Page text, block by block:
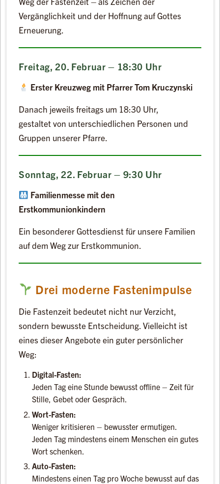
Vergänglichkeit und der Hoffnung auf Gottes
Erneuerung.
Freitag, 20. Februar – 18:30 Uhr
Erster Kreuzweg mit Pfarrer Tom Kruczynski
Danach jeweils freitags um 18:30 Uhr,
gestaltet von unterschiedlichen Personen und
Gruppen unserer Pfarre.
Sonntag, 22. Februar – 9:30 Uhr
Familienmesse mit den
Erstkommunionkindern
Ein besonderer Gottesdienst für unsere Familien
auf dem Weg zur Erstkommunion.
Drei moderne Fastenimpulse
Die Fastenzeit bedeutet nicht nur Verzicht,
sondern bewusste Entscheidung. Vielleicht ist
eines dieser Angebote ein guter persönlicher
Weg:
Digital-Fasten:
Jeden Tag eine Stunde bewusst offline – Zeit für
Stille, Gebet oder Gespräch.
Wort-Fasten:
Weniger kritisieren – bewusster ermutigen.
Jeden Tag mindestens einem Menschen ein gutes
Wort schenken.
Auto-Fasten:
Mindestens einen Tag pro Woche bewusst auf das